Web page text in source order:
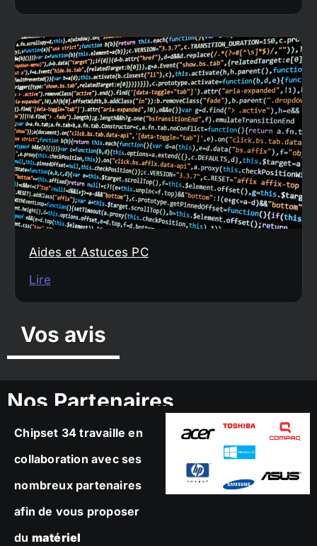
Aides et Astuces PC
Lire
Vos avis
Nos Partenaires
Chipset 34 travaille en
collaboration avec ses
nombreux partenaires
afin de vous proposer
du matériel